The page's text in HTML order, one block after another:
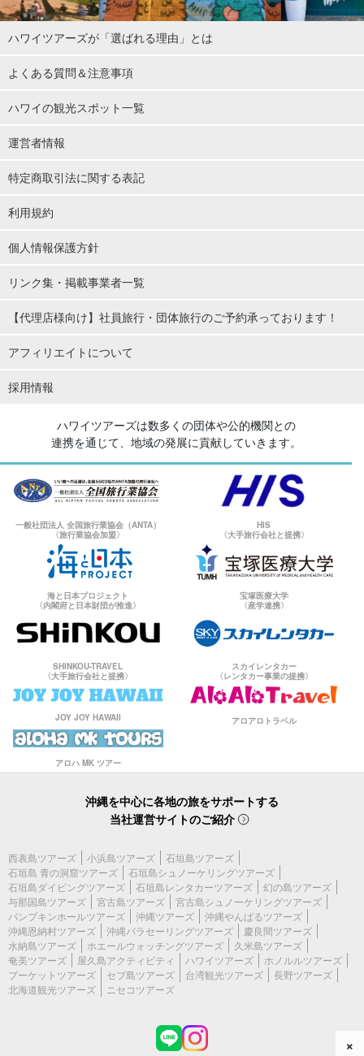
ハワイツアーズが「選ばれる理由」とは
よくある質問＆注意事項
ハワイの観光スポット一覧
運営者情報
特定商取引法に関する表記
利用規約
個人情報保護方針
リンク集・掲載事業者一覧
【代理店様向け】社員旅行・団体旅行のご予約承っております！
アフィリエイトについて
採用情報
ハワイツアーズは数多くの団体や公的機関との
連携を通じて、地域の発展に貢献していきます。
一般社団法人 全国旅行業協会（ANTA）
〈旅行業協会加盟〉
HIS
〈大手旅行会社と提携〉
海と日本プロジェクト
〈内閣府と日本財団が推進〉
宝塚医療大学
〈産学連携〉
SHINKOU-TRAVEL
〈大手旅行会社と提携〉
スカイレンタカー
〈レンタカー事業の提携〉
JOY JOY HAWAII アロアロトラベル
アロハ MK ツアー
沖縄を中心に各地の旅をサポートする
当社運営サイトのご紹介
西表島ツアーズ 小浜島ツアーズ
石垣島ツアーズ
石垣島 青の洞窟ツアーズ
石垣島シュノーケリングツアーズ
石垣島ダイビングツアーズ
石垣島レンタカーツアーズ
幻の島ツアーズ
与那国島ツアーズ
宮古島ツアーズ
宮古島シュノーケリングツアーズ
パンプキンホールツアーズ
沖縄ツアーズ
沖縄やんばるツアーズ
沖縄恩納村ツアーズ
沖縄パラセーリングツアーズ
慶良間ツアーズ
水納島ツアーズ
ホエールウォッチングツアーズ
久米島ツアーズ
奄美ツアーズ
屋久島アクティビティ ハワイツアーズ
ホノルルツアーズ
プーケットツアーズ
セブ島ツアーズ 台湾観光ツアーズ
長野ツアーズ
北海道観光ツアーズ
ニセコツアーズ
×